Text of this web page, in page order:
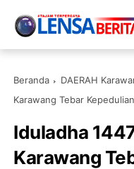
Beranda DAERAH
Karawang Tebar
Iduladha
Karawang